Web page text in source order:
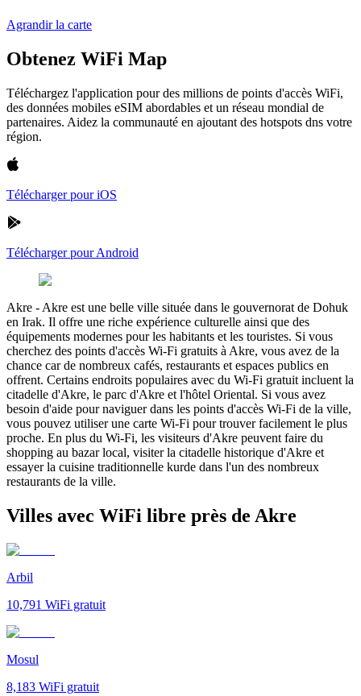
Agrandir la carte
Obtenez WiFi Map
Téléchargez l'application pour des millions de points d'accès WiFi,
des données mobiles eSIM abordables et un réseau mondial de
partenaires. Aidez la communauté en ajoutant des hotspots dns votre
région.
Télécharger pour iOS
Télécharger pour Android
Akre - Akre est une belle ville située dans le gouvernorat de Dohuk
en Irak. Il offre une riche expérience culturelle ainsi que des
équipements modernes pour les habitants et les touristes. Si vous
cherchez des points d'accès Wi-Fi gratuits à Akre, vous avez de la
chance car de nombreux cafés, restaurants et espaces publics en
offrent. Certains endroits populaires avec du Wi-Fi gratuit incluent la
citadelle d'Akre, le parc d'Akre et l'hôtel Oriental. Si vous avez
besoin d'aide pour naviguer dans les points d'accès Wi-Fi de la ville,
vous pouvez utiliser une carte Wi-Fi pour trouver facilement le plus
proche. En plus du Wi-Fi, les visiteurs d'Akre peuvent faire du
shopping au bazar local, visiter la citadelle historique d'Akre et
essayer la cuisine traditionnelle kurde dans l'un des nombreux
restaurants de la ville.
Villes avec WiFi libre près de Akre
Arbil
10,791 WiFi gratuit
Mosul
8,183 WiFi gratuit